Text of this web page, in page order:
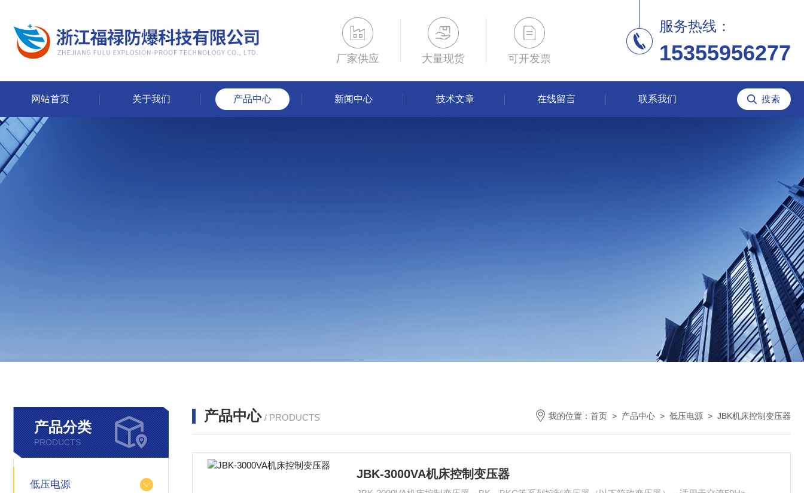
厂家供应 大量现货 可开发票
服务热线：
15355956277
网站首页 关于我们 产品中心 新闻中心 技术文章 在线留言 联系我们
产品分类
PRODUCTS
低压电源
产品中心 / PRODUCTS 我的位置： 首页 > 产品中心 > 低压电源 > JBK机床控制变压器
JBK-3000VA机床控制变压器